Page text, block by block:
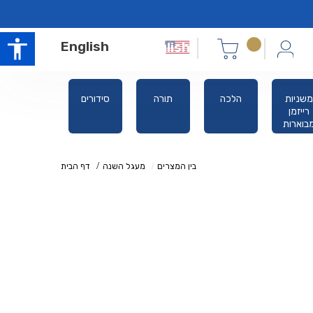
English
סידורים תורה הלכה
משניות
רייזמן
דף הבית מעגל השנה בין המצרים